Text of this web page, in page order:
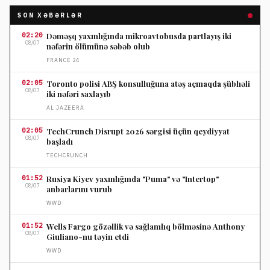
SON XƏBƏRLƏR
02:20
08/07
Dəməşq yaxınlığında mikroavtobusda partlayış iki
nəfərin ölümünə səbəb olub
FRANCE 24
02:05
08/07
Toronto polisi ABŞ konsulluğuna atəş açmaqda şübhəli
iki nəfəri saxlayıb
AL JAZEERA
02:05
08/07
TechCrunch Disrupt 2026 sərgisi üçün qeydiyyat
başladı
TECHCRUNCH
01:52
08/07
Rusiya Kiyev yaxınlığında "Puma" və "Intertop"
anbarlarını vurub
WWD
01:52
08/07
Wells Fargo gözəllik və sağlamlıq bölməsinə Anthony
Giuliano-nu təyin etdi
WWD